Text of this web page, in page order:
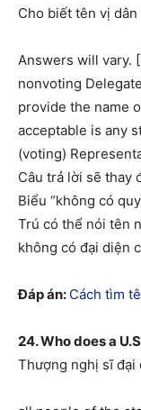
Cho biết tên vị dân
Answers will vary.
nonvoting
provide the name
acceptable is any
(voting)
Câu trả lời sẽ thay
Biểu “không có
Trú có thể nói tên
không có đại diện
Đáp án: Cách tìm
24. Who does a
Thượng nghị sĩ đại